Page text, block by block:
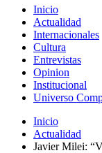
Inicio
Actualidad
Internacionales
Cultura
Entrevistas
Opinion
Institucional
Universo
Inicio
Actualidad
Javier Milei: